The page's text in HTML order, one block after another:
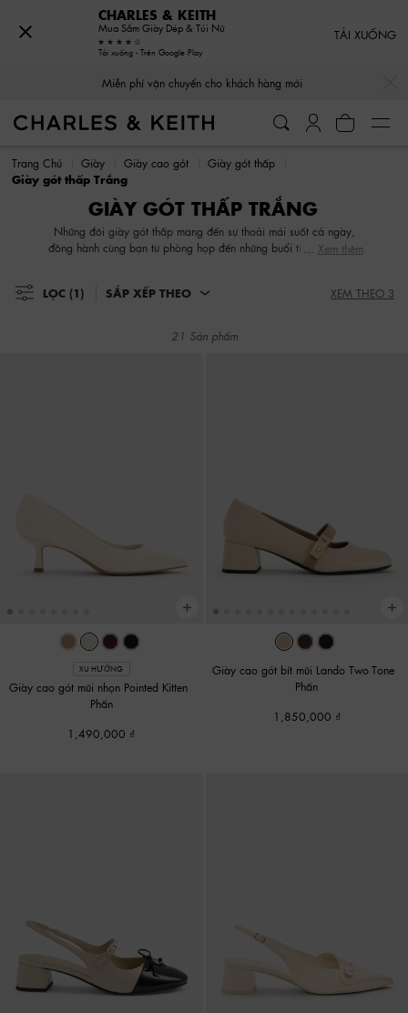
Miễn phí vận chuyển cho khách hàng mới
Miễn phí vận chuyển cho khách hàng mới
Trang Chủ Giày Giày cao gót Giày gót thấp
Giày gót thấp Trắng
GIÀY GÓT THẤP TRẮNG
Những đôi giày gót thấp mang đến sự thoải mái suốt cả ngày,
đồng hành cùng bạn từ phòng họp đến những buổi tiệc tối. Được
và hơi thở hiện đại, khiến chúng trở thành món đồ không thể thiếu
Xem thêm
LỌC(1) SẮP XẾP THEO XEM THEO 3
21 Sản phẩm
XU HƯỚNG
Giày cao gót mũi nhọn Pointed Kitten
Phấn
1,490,000
Giày cao gót bít mũi Lando Two-Tone
Phấn
1,850,000
CHARLES & KEITH
Mua Sắm Giày Dép & Túi Nữ
Tải xuống - Trên Google Play
TẢI XUỐNG